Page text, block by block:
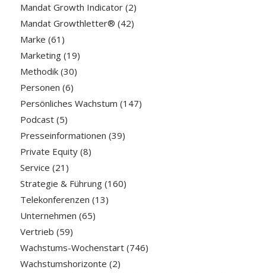
Mandat Growth Indicator(2)
Mandat Growthletter® (42)
Marke (61)
Marketing(19)
Methodik(30)
Personen (6)
Persönliches Wachstum (147)
Podcast(5)
Presseinformationen (39)
Private Equity(8)
Service (21)
Strategie & Führung(160)
Telekonferenzen (13)
Unternehmen (65)
Vertrieb (59)
Wachstums-Wochenstart(746)
Wachstumshorizonte (2)